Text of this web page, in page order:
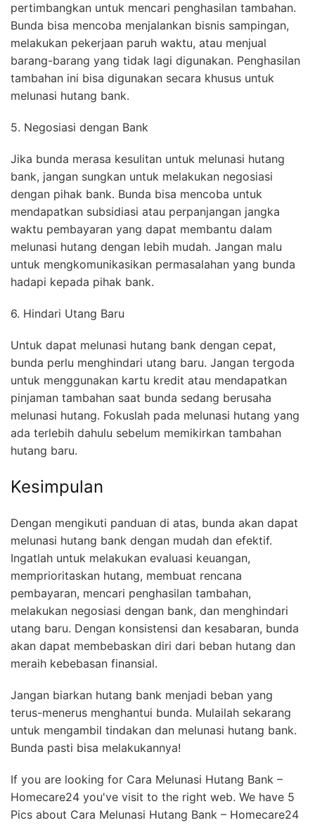
pertimbangkan untuk mencari penghasilan tambahan.
Bunda bisa mencoba menjalankan bisnis sampingan,
melakukan pekerjaan paruh waktu, atau menjual
barang-barang yang tidak lagi digunakan. Penghasilan
tambahan ini bisa digunakan secara khusus untuk
melunasi hutang bank.
5. Negosiasi dengan Bank
Jika bunda merasa kesulitan untuk melunasi hutang
bank, jangan sungkan untuk melakukan negosiasi
dengan pihak bank. Bunda bisa mencoba untuk
mendapatkan subsidiasi atau perpanjangan jangka
waktu pembayaran yang dapat membantu dalam
melunasi hutang dengan lebih mudah. Jangan malu
untuk mengkomunikasikan permasalahan yang bunda
hadapi kepada pihak bank.
6. Hindari Utang Baru
Untuk dapat melunasi hutang bank dengan cepat,
bunda perlu menghindari utang baru. Jangan tergoda
untuk menggunakan kartu kredit atau mendapatkan
pinjaman tambahan saat bunda sedang berusaha
melunasi hutang. Fokuslah pada melunasi hutang yang
ada terlebih dahulu sebelum memikirkan tambahan
hutang baru.
Kesimpulan
Dengan mengikuti panduan di atas, bunda akan dapat
melunasi hutang bank dengan mudah dan efektif.
Ingatlah untuk melakukan evaluasi keuangan,
memprioritaskan hutang, membuat rencana
pembayaran, mencari penghasilan tambahan,
melakukan negosiasi dengan bank, dan menghindari
utang baru. Dengan konsistensi dan kesabaran, bunda
akan dapat membebaskan diri dari beban hutang dan
meraih kebebasan finansial.
Jangan biarkan hutang bank menjadi beban yang
terus-menerus menghantui bunda. Mulailah sekarang
untuk mengambil tindakan dan melunasi hutang bank.
Bunda pasti bisa melakukannya!
If you are looking for Cara Melunasi Hutang Bank –
Homecare24 you've visit to the right web. We have 5
Pics about Cara Melunasi Hutang Bank – Homecare24